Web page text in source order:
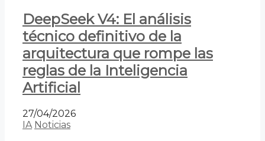
DeepSeek V4: El análisis
técnico definitivo de la
arquitectura que rompe las
reglas de la Inteligencia
Artificial
27/04/2026
IA Noticias